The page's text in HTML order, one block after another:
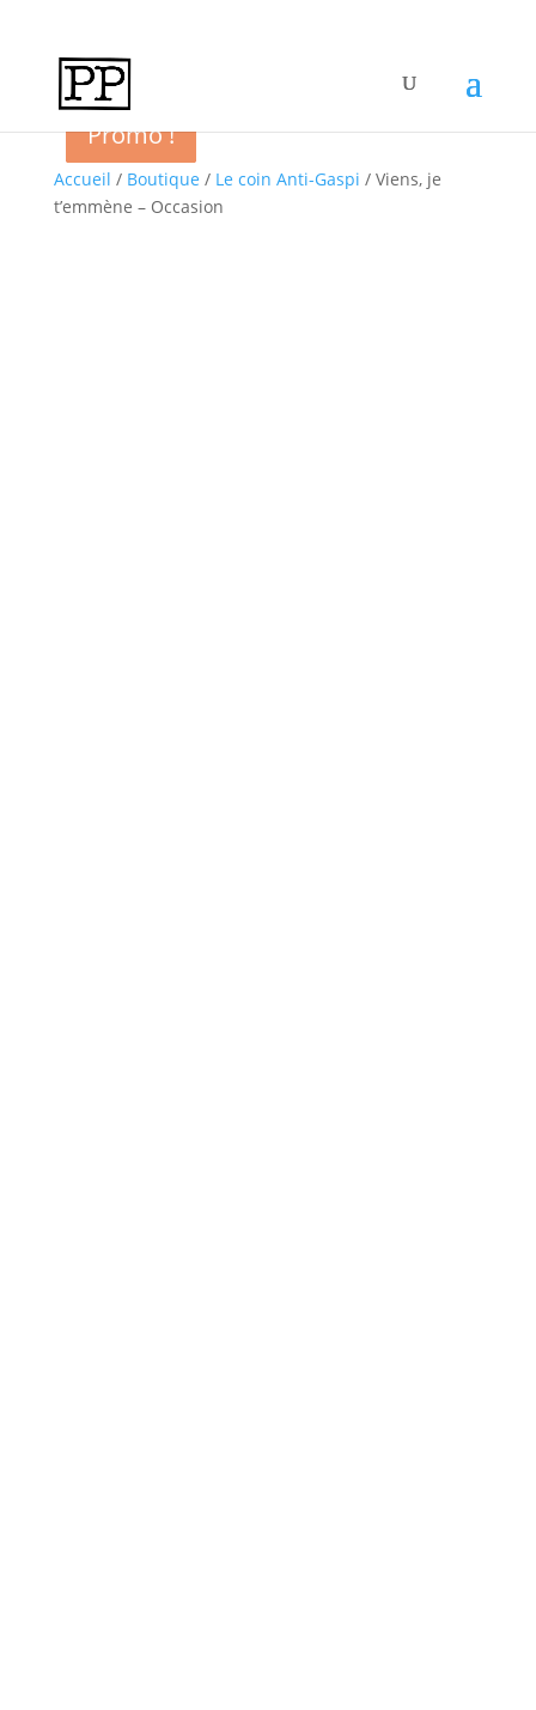
Accueil / Boutique / Le coin Anti-Gaspi / Viens, je
t’emmène – Occasion
Promo !
Promo !
Promo !
Promo !
Promo !
Promo !